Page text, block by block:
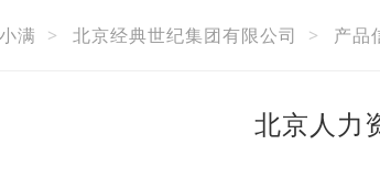
满 > 北京经典世纪集团有限公司 > 产品
北京人力